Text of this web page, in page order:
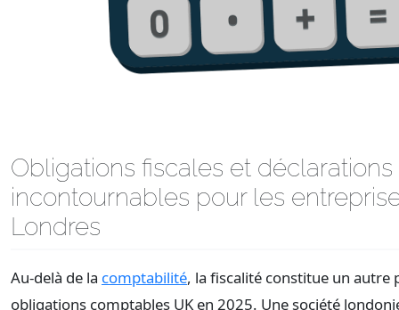
Obligations fiscales et déclarations
incontournables pour les
Londres
Au-delà de la comptabilité, la fiscalité constitue un autre
obligations comptables UK en 2025. Une société